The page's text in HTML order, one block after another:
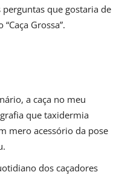
perguntas que gostaria de
Grossa”.
a caça no meu
que taxidermia
mero acessório da pose
dos caçadores